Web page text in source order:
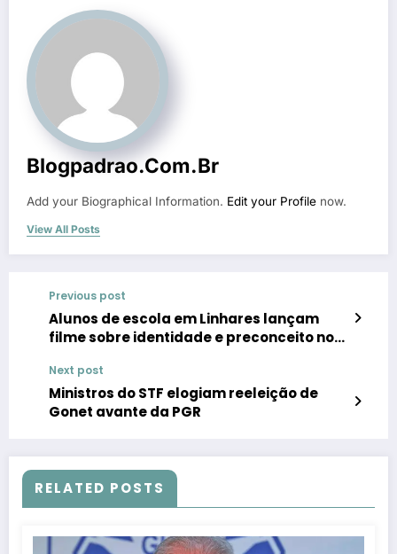
Blogpadrao.com.br
Add your Biographical Information. Edit your Profile now.
View All Posts
Previous post
Alunos de escola em Linhares lançam
filme sobre identidade e preconceito no
Next post
Ministros do STF elogiam reeleição de
Gonet avante da PGR
RELATED POSTS